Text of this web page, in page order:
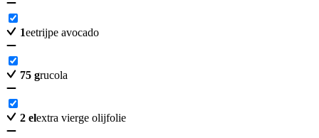
1eetrijpe avocado
75 grucola
2 elextra vierge olijfolie